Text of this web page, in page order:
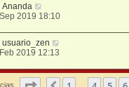
Ananda
2019 18:10
usuario_zen
2019 12:13